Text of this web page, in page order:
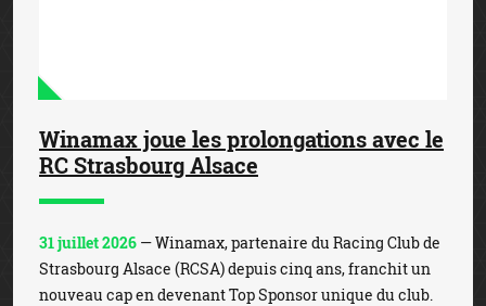
Winamax joue les prolongations avec le
RC Strasbourg Alsace
31 juillet 2026 — Winamax, partenaire du Racing Club de
Strasbourg Alsace (RCSA) depuis cinq ans, franchit un
nouveau cap en devenant Top Sponsor unique du club.